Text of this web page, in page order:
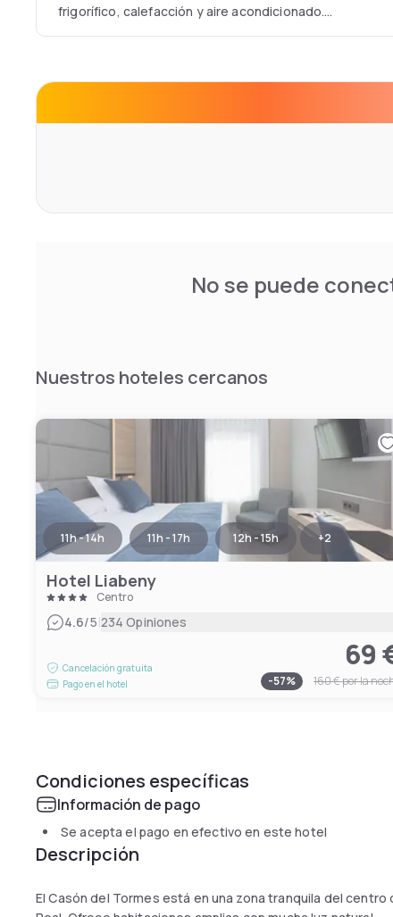
frigorífico, calefacción y aire acondicionado.
El hotel se sitúa a solo 100 metros de la parada de
No se puede
Nuestros hoteles cercanos
11h - 14h 11h - 17h 12h - 15h +2
Hotel Liabeny
Centro
4.6/5|234 Opiniones
Cancelación gratuita
Pago en el hotel
69
-57% 160 €por la
Condiciones específicas
Información de pago
Se acepta el pago en efectivo en este hotel
Descripción
El Casón del Tormes está en una zona tranquila del